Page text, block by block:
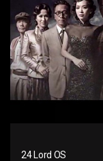
24 Lord OS